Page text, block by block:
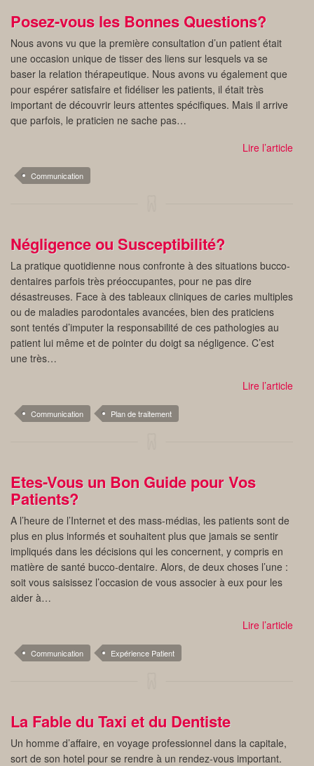
Posez-vous les Bonnes Questions?
Nous avons vu que la première consultation d’un patient était
une occasion unique de tisser des liens sur lesquels va se
baser la relation thérapeutique. Nous avons vu également que
pour espérer satisfaire et fidéliser les patients, il était très
important de découvrir leurs attentes spécifiques. Mais il arrive
que parfois, le praticien ne sache pas…
Lire l’article
Communication
Négligence ou Susceptibilité?
La pratique quotidienne nous confronte à des situations bucco-
dentaires parfois très préoccupantes, pour ne pas dire
désastreuses. Face à des tableaux cliniques de caries multiples
ou de maladies parodontales avancées, bien des praticiens
sont tentés d’imputer la responsabilité de ces pathologies au
patient lui même et de pointer du doigt sa négligence. C’est
une très…
Lire l’article
Communication Plan de traitement
Etes-Vous un Bon Guide pour Vos
Patients?
A l’heure de l’Internet et des mass-médias, les patients sont de
plus en plus informés et souhaitent plus que jamais se sentir
impliqués dans les décisions qui les concernent, y compris en
matière de santé bucco-dentaire. Alors, de deux choses l’une :
soit vous saisissez l’occasion de vous associer à eux pour les
aider à…
Lire l’article
Communication Expérience Patient
La Fable du Taxi et du Dentiste
Un homme d’affaire, en voyage professionnel dans la capitale,
sort de son hotel pour se rendre à un rendez-vous important.